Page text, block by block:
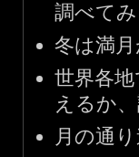
調べて
冬は満
世界各
えるか
月の通